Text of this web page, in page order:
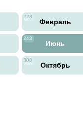
223
Февраль
243
Июнь
308
Октябрь